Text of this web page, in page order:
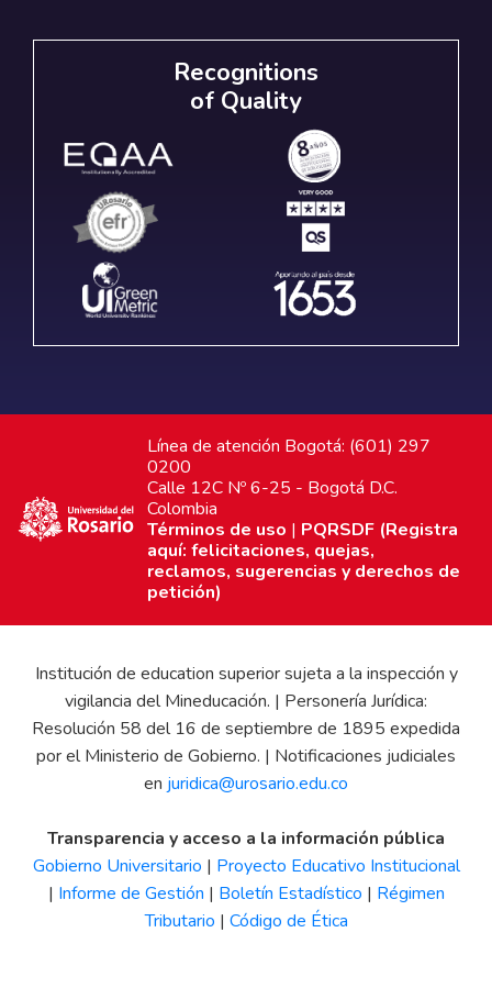
Recognitions
of Quality
Línea de atención Bogotá: (601) 297
0200
Calle 12C Nº 6-25 - Bogotá D.C.
Colombia
Términos de uso | PQRSDF (Registra
aquí: felicitaciones, quejas,
reclamos, sugerencias y derechos de
petición)
Institución de education superior sujeta a la inspección y
vigilancia del Mineducación. | Personería Jurídica:
Resolución 58 del 16 de septiembre de 1895 expedida
por el Ministerio de Gobierno. | Notificaciones judiciales
en juridica@urosario.edu.co
Transparencia y acceso a la información pública
Gobierno Universitario | Proyecto Educativo Institucional
| Informe de Gestión | Boletín Estadístico | Régimen
Tributario | Código de Ética